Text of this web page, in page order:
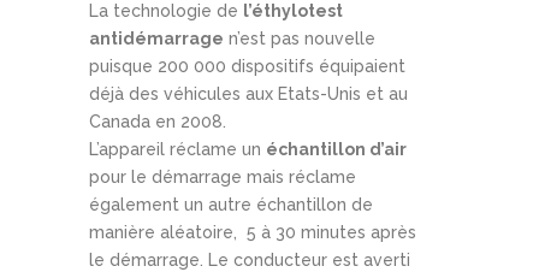
La technologie de l’éthylotest
antidémarrage n’est pas nouvelle
puisque 200 000 dispositifs équipaient
déjà des véhicules aux Etats-Unis et au
Canada en 2008.
L’appareil réclame un échantillon d’air
pour le démarrage mais réclame
également un autre échantillon de
manière aléatoire, 5 à 30 minutes après
le démarrage. Le conducteur est averti